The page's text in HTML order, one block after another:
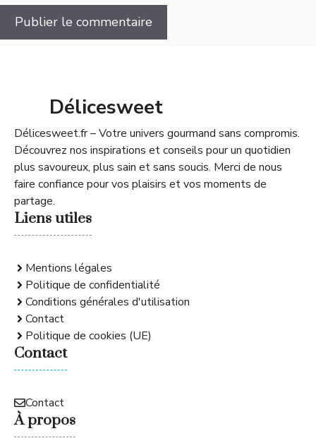
Délicesweet
Délicesweet.fr – Votre univers gourmand sans compromis.
Découvrez nos inspirations et conseils pour un quotidien
plus savoureux, plus sain et sans soucis. Merci de nous
faire confiance pour vos plaisirs et vos moments de
partage.
Liens utiles
Mentions légales
Politique de confidentialité
Conditions générales d'utilisation
Contact
Politique de cookies (UE)
Contact
Contact
À propos